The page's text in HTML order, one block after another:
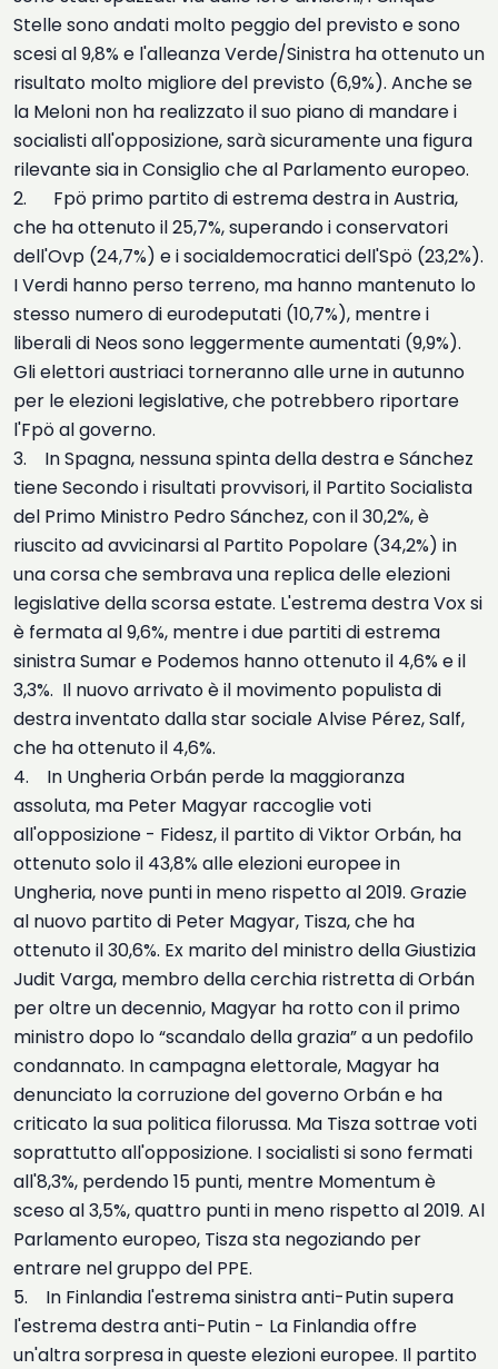
Stelle sono andati molto peggio del previsto e sono
scesi al 9,8% e l'alleanza Verde/Sinistra ha ottenuto un
risultato molto migliore del previsto (6,9%). Anche se
la Meloni non ha realizzato il suo piano di mandare i
socialisti all'opposizione, sarà sicuramente una figura
rilevante sia in Consiglio che al Parlamento europeo.
2. Fpö primo partito di estrema destra in Austria,
che ha ottenuto il 25,7%, superando i conservatori
dell'Ovp (24,7%) e i socialdemocratici dell'Spö (23,2%).
I Verdi hanno perso terreno, ma hanno mantenuto lo
stesso numero di eurodeputati (10,7%), mentre i
liberali di Neos sono leggermente aumentati (9,9%).
Gli elettori austriaci torneranno alle urne in autunno
per le elezioni legislative, che potrebbero riportare
l'Fpö al governo.
3. In Spagna, nessuna spinta della destra e Sánchez
tiene Secondo i risultati provvisori, il Partito Socialista
del Primo Ministro Pedro Sánchez, con il 30,2%, è
riuscito ad avvicinarsi al Partito Popolare (34,2%) in
una corsa che sembrava una replica delle elezioni
legislative della scorsa estate. L'estrema destra Vox si
è fermata al 9,6%, mentre i due partiti di estrema
sinistra Sumar e Podemos hanno ottenuto il 4,6% e il
3,3%. Il nuovo arrivato è il movimento populista di
destra inventato dalla star sociale Alvise Pérez, Salf,
che ha ottenuto il 4,6%.
4. In Ungheria Orbán perde la maggioranza
assoluta, ma Peter Magyar raccoglie voti
all'opposizione - Fidesz, il partito di Viktor Orbán, ha
ottenuto solo il 43,8% alle elezioni europee in
Ungheria, nove punti in meno rispetto al 2019. Grazie
al nuovo partito di Peter Magyar, Tisza, che ha
ottenuto il 30,6%. Ex marito del ministro della Giustizia
Judit Varga, membro della cerchia ristretta di Orbán
per oltre un decennio, Magyar ha rotto con il primo
ministro dopo lo “scandalo della grazia” a un pedofilo
condannato. In campagna elettorale, Magyar ha
denunciato la corruzione del governo Orbán e ha
criticato la sua politica filorussa. Ma Tisza sottrae voti
soprattutto all'opposizione. I socialisti si sono fermati
all'8,3%, perdendo 15 punti, mentre Momentum è
sceso al 3,5%, quattro punti in meno rispetto al 2019. Al
Parlamento europeo, Tisza sta negoziando per
entrare nel gruppo del PPE.
5. In Finlandia l'estrema sinistra anti-Putin supera
l'estrema destra anti-Putin - La Finlandia offre
un'altra sorpresa in queste elezioni europee. Il partito